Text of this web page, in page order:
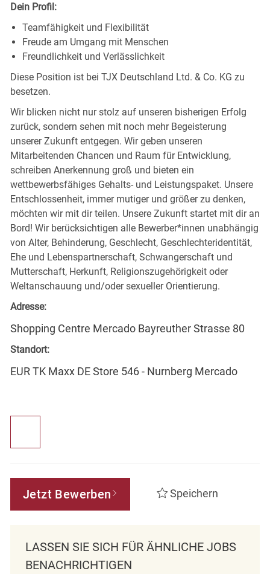
Dein Profil:
Teamfähigkeit und Flexibilität
Freude am Umgang mit Menschen
Freundlichkeit und Verlässlichkeit
Diese Position ist bei TJX Deutschland Ltd. & Co. KG zu
besetzen.
Wir blicken nicht nur stolz auf unseren bisherigen Erfolg
zurück, sondern sehen mit noch mehr Begeisterung
unserer Zukunft entgegen. Wir geben unseren
Mitarbeitenden Chancen und Raum für Entwicklung,
schreiben Anerkennung groß und bieten ein
wettbewerbsfähiges Gehalts- und Leistungspaket. Unsere
Entschlossenheit, immer mutiger und größer zu denken,
möchten wir mit dir teilen. Unsere Zukunft startet mit dir an
Bord! Wir berücksichtigen alle Bewerber*innen unabhängig
von Alter, Behinderung, Geschlecht, Geschlechteridentität,
Ehe und Lebenspartnerschaft, Schwangerschaft und
Mutterschaft, Herkunft, Religionszugehörigkeit oder
Weltanschauung und/oder sexueller Orientierung.
Adresse:
Shopping Centre Mercado Bayreuther Strasse 80
Standort:
EUR TK Maxx DE Store 546 - Nurnberg Mercado
Jetzt Bewerben Speichern
LASSEN SIE SICH FÜR ÄHNLICHE JOBS
BENACHRICHTIGEN